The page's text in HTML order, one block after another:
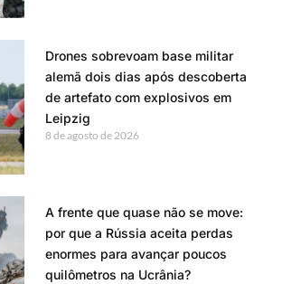
Drones sobrevoam base militar
alemã dois dias após descoberta
de artefato com explosivos em
Leipzig
8 de agosto de 2026
A frente que quase não se move:
por que a Rússia aceita perdas
enormes para avançar poucos
quilômetros na Ucrânia?